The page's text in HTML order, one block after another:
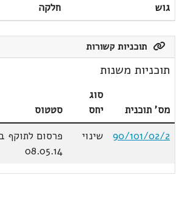
גוש חלקה
תוכניות קשורות
תוכניות משנות
מס' תוכנית
סוג
יחס
סטטוס
90/101/02/2
שינוי
פרסום לתוקף
08.05.14